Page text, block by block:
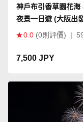
神戶布引香草園花
夜景一日遊 (大阪出
0.0 (0則評價) |
7,500 JPY